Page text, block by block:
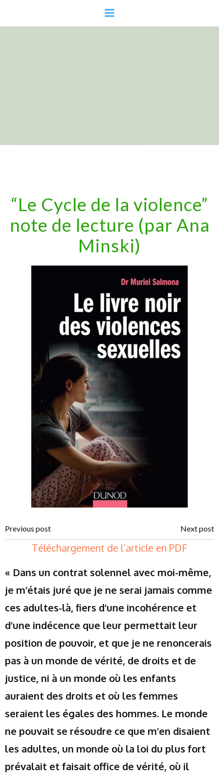
au
contenu
“Le Cycle de la violence”
note de lecture (par Ana
Minski)
Post
navigation
Previous post
navigation
Next post
Téléchargement de l’article en PDF
« Dans un contrat solennel avec moi-même,
je m’étais juré que je ne serai jamais comme
ces adultes-là, fiers d’une incohérence et
d’une indécence que leur permettait leur
position de pouvoir, et que je ne renoncerais
pas à un monde de vérité, de droits et de
justice, ni à un monde où les enfants
auraient des droits et où les femmes
seraient les égales des hommes. Le monde
ne pouvait se résoudre ce que m’en disaient
les adultes, un monde où la loi du plus fort
prévalait et faisait office de vérité, où il